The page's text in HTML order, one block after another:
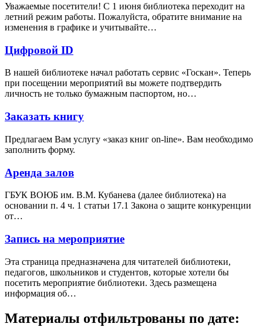
Уважаемые посетители! С 1 июня библиотека переходит на
летний режим работы. Пожалуйста, обратите внимание на
изменения в графике и учитывайте…
Цифровой ID
В нашей библиотеке начал работать сервис «Госкан». Теперь
при посещении мероприятий вы можете подтвердить
личность не только бумажным паспортом, но…
Заказать книгу
Предлагаем Вам услугу «заказ книг on-line». Вам необходимо
заполнить форму.
Аренда залов
ГБУК ВОЮБ им. В.М. Кубанева (далее библиотека) на
основании п. 4 ч. 1 статьи 17.1 Закона о защите конкуренции
от…
Запись на мероприятие
Эта страница предназначена для читателей библиотеки,
педагогов, школьников и студентов, которые хотели бы
посетить мероприятие библиотеки. Здесь размещена
информация об…
Материалы отфильтрованы по дате: